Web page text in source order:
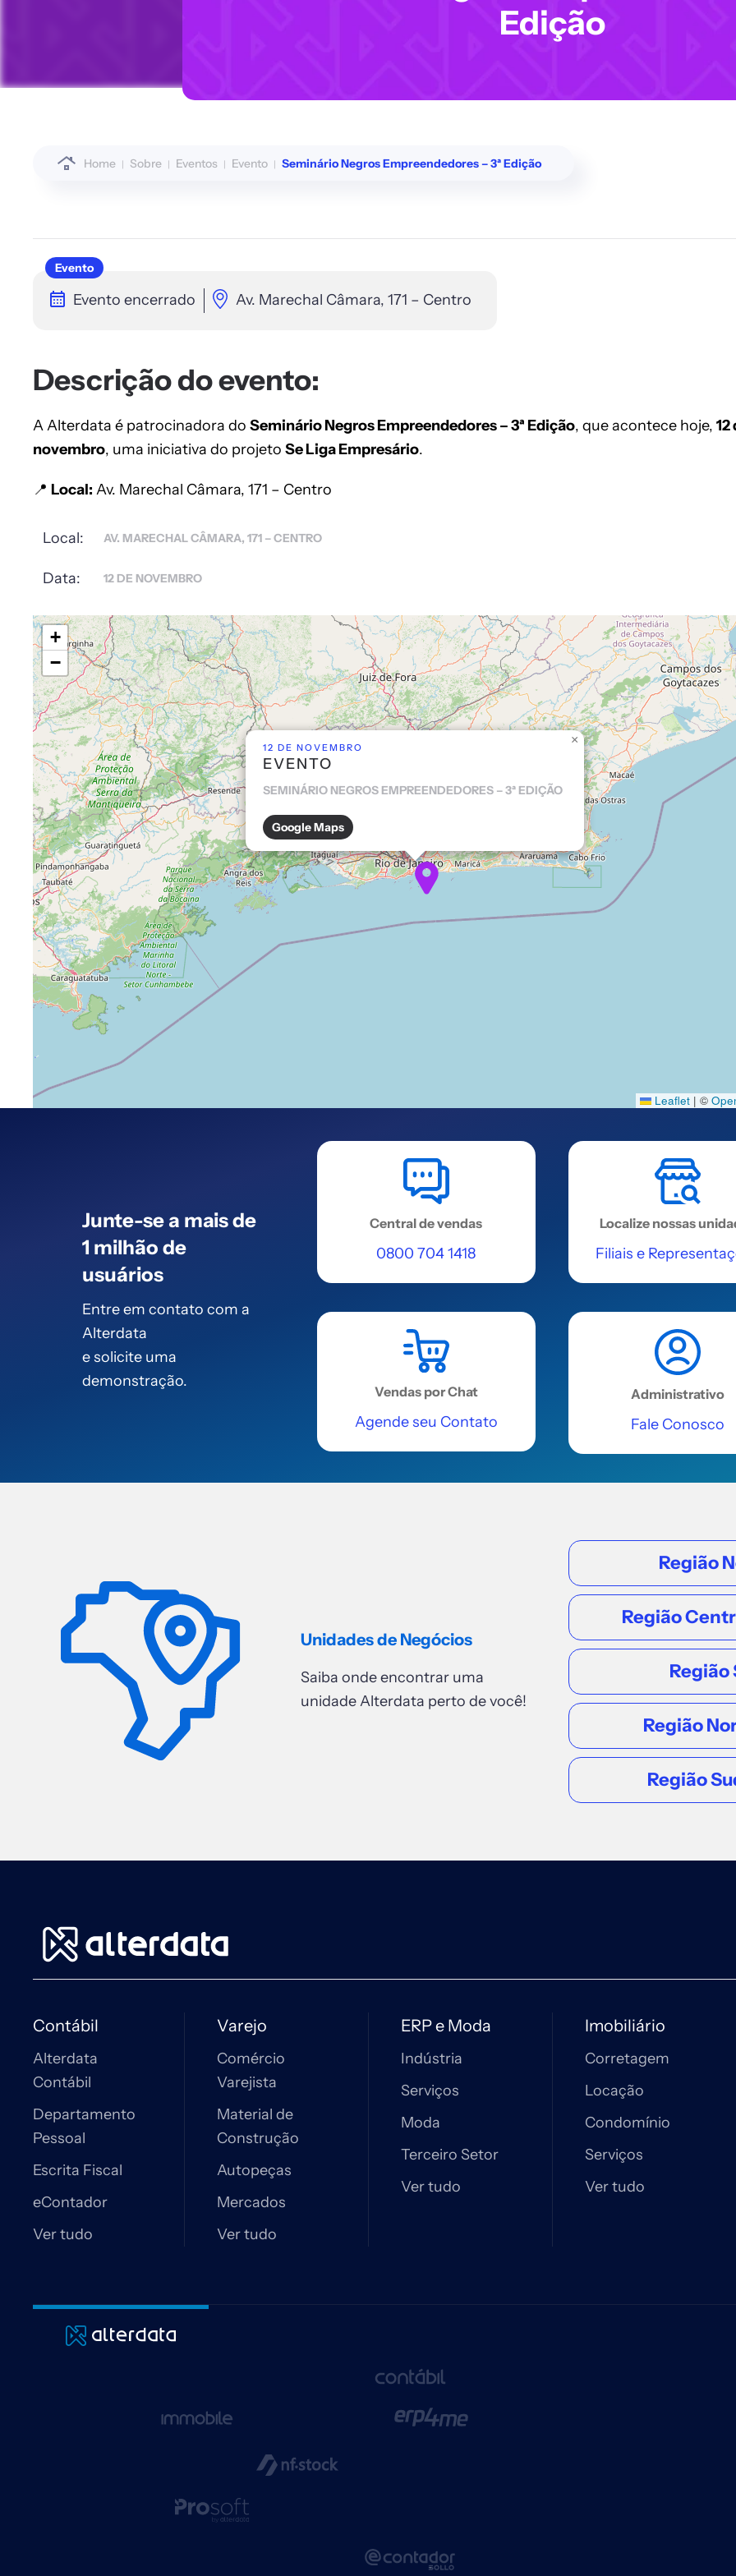
Edição
Home Sobre Eventos Evento Seminário Negros Empreendedores – 3ª Edição
Evento
Evento encerrado Av. Marechal Câmara, 171 – Centro
Descrição do evento:
A Alterdata é patrocinadora do Seminário Negros Empreendedores – 3ª Edição, que acontece hoje, 12
novembro, uma iniciativa do projeto Se Liga Empresário.
📍 Local: Av. Marechal Câmara, 171 – Centro
Local: AV. MARECHAL CÂMARA, 171 – CENTRO
Data: 12 DE NOVEMBRO
12 DE NOVEMBRO
EVENTO
SEMINÁRIO NEGROS EMPREENDEDORES – 3ª EDIÇÃO
Google Maps
×
+
−
Leaflet | ©
Junte-se a mais de
1 milhão de
usuários
Entre em contato com a
Alterdata
e solicite uma
demonstração.
Central de vendas
0800 704 1418
Localize nossas
Filiais e
Vendas por Chat
Agende seu Contato
Administrativo
Fale Conosco
Unidades de Negócios
Saiba onde encontrar uma
unidade Alterdata perto de você!
Região
Região
Região
Região
Região
Contábil
Alterdata
Contábil
Departamento
Pessoal
Escrita Fiscal
eContador
Ver tudo
Varejo
Comércio
Varejista
Material de
Construção
Autopeças
Mercados
Ver tudo
ERP e Moda
Indústria
Serviços
Moda
Terceiro Setor
Ver tudo
Imobiliário
Corretagem
Locação
Condomínio
Serviços
Ver tudo